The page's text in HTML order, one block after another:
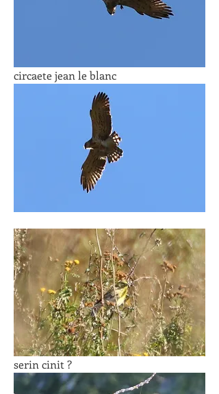
circaete jean le blanc
serin cinit ?